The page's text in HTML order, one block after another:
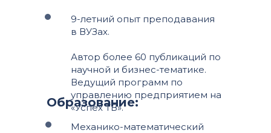
9-летний опыт преподавания
в ВУЗах.
Автор более 60 публикаций по
научной и бизнес-тематике.
Ведущий программ по
управлению предприятием на
«Успех ТВ».
Образование:
Механико-математический